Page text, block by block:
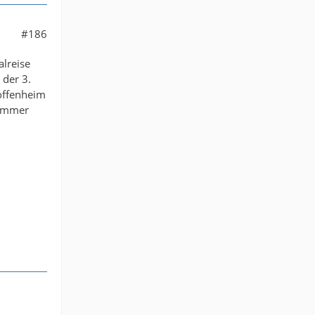
#186
3.